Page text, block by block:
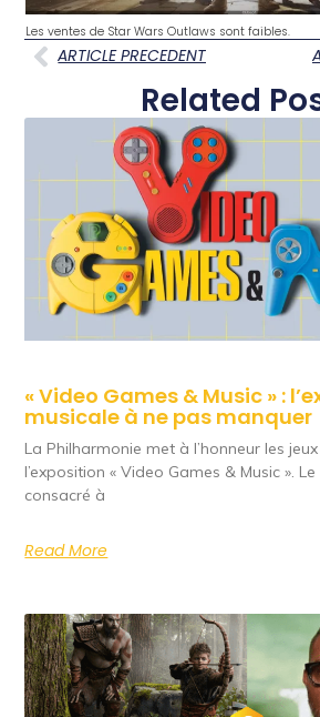
Les ventes de Star Wars Outlaws sont faibles.
ARTICLE PRECEDENT
Related
« Video Games & Music » :
musicale à ne pas manquer
La Philharmonie met à l’honneur les
l’exposition « Video Games & Music ».
consacré à
Read More